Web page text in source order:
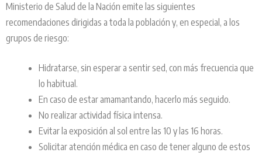
Ministerio de Salud de la Nación emite las siguientes
recomendaciones dirigidas a toda la población y, en especial, a los
grupos de riesgo:
Hidratarse, sin esperar a sentir sed, con más frecuencia que
lo habitual.
En caso de estar amamantando, hacerlo más seguido.
No realizar actividad física intensa.
Evitar la exposición al sol entre las 10 y las 16 horas.
Solicitar atención médica en caso de tener alguno de estos